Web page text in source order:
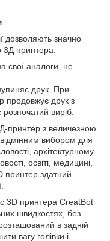
дозволяють значно
3Д принтера.
свої аналоги, не
друк. При
продовжує друк з
розпочатий виріб.
принтер з величезною
вибором для
архітектурному
освіті, медицині,
принтер здатний
3D принтера CreatBot
швидкостях, без
в задній
вагу голівки і